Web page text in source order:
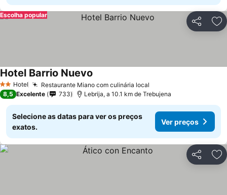
Partilhar
Escolha popular
2 Estrelas
Hotel Restaurante Miano com culinária local
Hotel Barrio Nuevo
8,5 Excelente 733 Lebrija, a 10.1 km de Trebujena
Selecione as datas para ver os preços
exatos.
Ver preços
Partilhar